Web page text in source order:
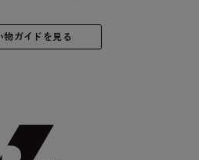
物ガイドを見る